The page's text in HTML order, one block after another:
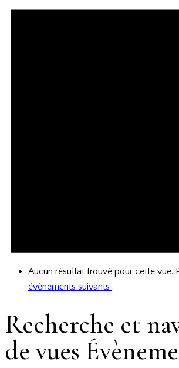
Aucun résultat trouvé pour cette vue.
évènements suivants .
Recherche et
de vues